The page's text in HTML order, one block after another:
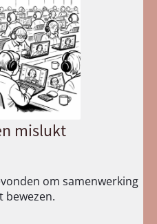
mislukt
om samenwerking
bewezen.